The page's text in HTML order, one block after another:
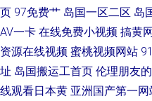
页 97免费艹 岛国一区二区 岛
AV一卡 在线免费小视频 搞黄
资源在线视频 蜜桃视频网站
址 岛国搬运工首页 伦理朋友
线观看日本黄 亚洲国产第一网